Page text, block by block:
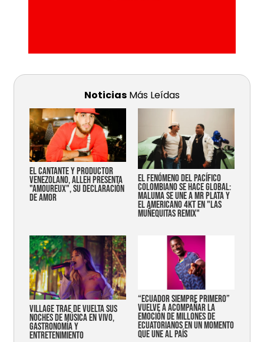
Noticias Más Leídas
EL CANTANTE Y PRODUCTOR
VENEZOLANO, ALLEH PRESENTA
"AMOUREUX", SU DECLARACIÓN
DE AMOR
EL FENÓMENO DEL PACÍFICO
COLOMBIANO SE HACE GLOBAL:
MALUMA SE UNE A MR PLATA Y
EL AMERICANO 4KT EN "LAS
MUÑEQUITAS REMIX"
Village trae de vuelta sus
noches de música en vivo,
gastronomía y
entretenimiento
“Ecuador siempre primero”
vuelve a acompañar la
emoción de millones de
ecuatorianos en un momento
que une al país